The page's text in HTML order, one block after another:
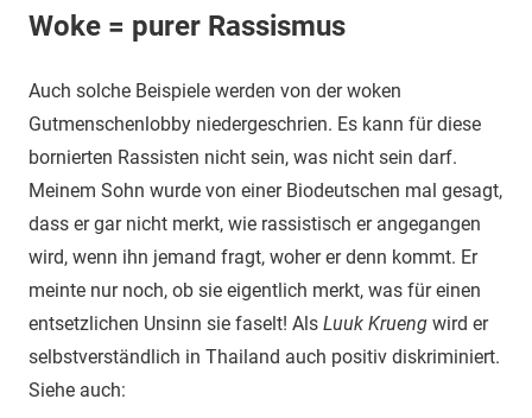
Woke = purer Rassismus
Auch solche Beispiele werden von der woken
Gutmenschenlobby niedergeschrien. Es kann für diese
bornierten Rassisten nicht sein, was nicht sein darf.
Meinem Sohn wurde von einer Biodeutschen mal gesagt,
dass er gar nicht merkt, wie rassistisch er angegangen
wird, wenn ihn jemand fragt, woher er denn kommt. Er
meinte nur noch, ob sie eigentlich merkt, was für einen
entsetzlichen Unsinn sie faselt! Als Luuk Krueng wird er
selbstverständlich in Thailand auch positiv diskriminiert.
Siehe auch: